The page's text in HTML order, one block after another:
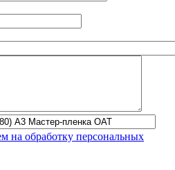
на обработку персональных